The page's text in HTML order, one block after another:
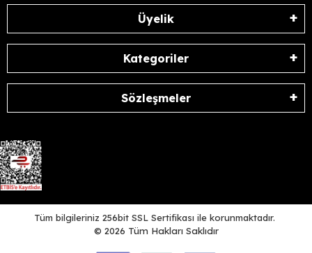
Üyelik
Kategoriler
Sözleşmeler
Tüm bilgileriniz 256bit SSL Sertifikası ile korunmaktadır.
© 2026 Tüm Hakları Saklıdır